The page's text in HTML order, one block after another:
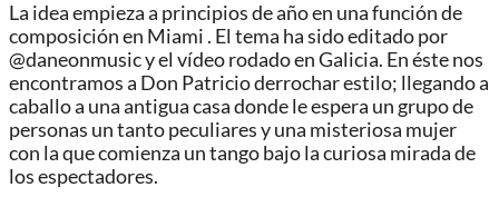
La idea empieza a principios de año en una función de
composición en Miami . El tema ha sido editado por
@daneonmusic y el vídeo rodado en Galicia. En éste nos
encontramos a Don Patricio derrochar estilo; llegando a
caballo a una antigua casa donde le espera un grupo de
personas un tanto peculiares y una misteriosa mujer
con la que comienza un tango bajo la curiosa mirada de
los espectadores.